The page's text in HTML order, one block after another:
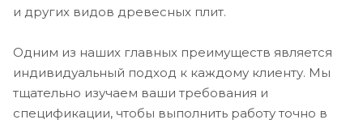
и других видов древесных плит.
Одним из наших главных преимуществ является
индивидуальный подход к каждому клиенту. Мы
тщательно изучаем ваши требования и
спецификации, чтобы выполнить работу точно в